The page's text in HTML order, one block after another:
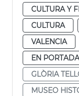
CULTURA Y
CULTURA
VALENCIA
EN
GLÒRIA
MUSEO